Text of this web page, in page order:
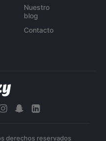
Nuestro
blog
Contacto
derechos reservados